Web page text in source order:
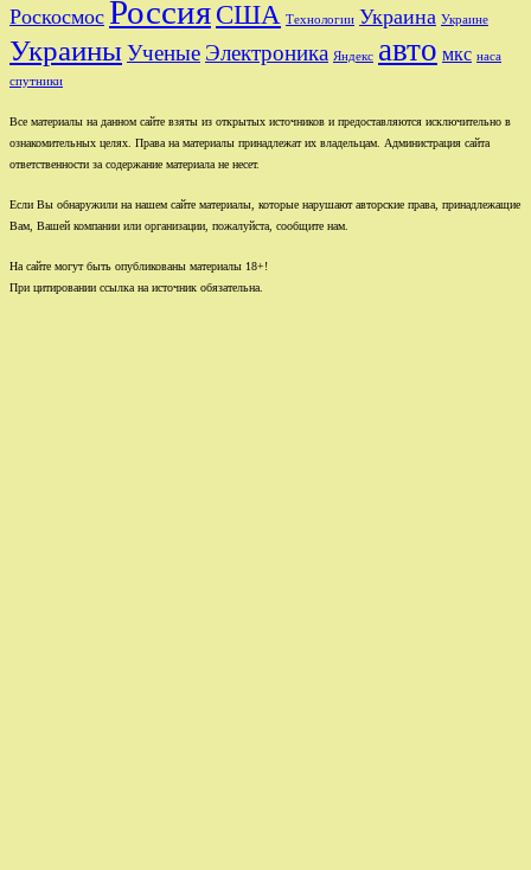
Роскосмос Россия США Технологии Украина Украине
УкраиныУченые Электроника Яндекс авто мкс наса
спутники
Все материалы на данном сайте взяты из открытых источников и предоставляются исключительно в
ознакомительных целях. Права на материалы принадлежат их владельцам. Администрация сайта
ответственности за содержание материала не несет.
Если Вы обнаружили на нашем сайте материалы, которые нарушают авторские права, принадлежащие
Вам, Вашей компании или организации, пожалуйста, сообщите нам.
На сайте могут быть опубликованы материалы 18+!
При цитировании ссылка на источник обязательна.